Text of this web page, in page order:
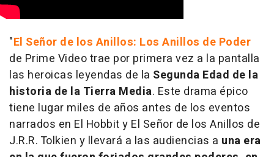
"El Señor de los Anillos: Los Anillos de Poder
de Prime Video trae por primera vez a la pantalla
las heroicas leyendas de la Segunda Edad de la
historia de la Tierra Media. Este drama épico
tiene lugar miles de años antes de los eventos
narrados en El Hobbit y El Señor de los Anillos de
J.R.R. Tolkien y llevará a las audiencias a una era